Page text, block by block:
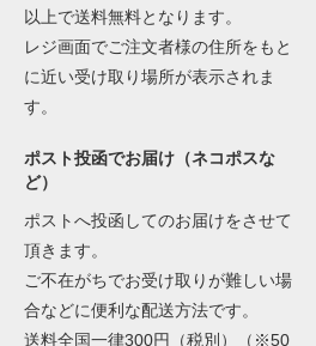
以上で送料無料となります。
レジ画面でご注文者様の住所をもと
に近い受け取り場所が表示されま
す。
ポスト投函でお届け（ネコポスな
ど）
ポストへ投函してのお届けをさせて
頂きます。
ご不在がちでお受け取りが難しい場
合などに便利な配送方法です。
送料全国一律300円（税別）（※50